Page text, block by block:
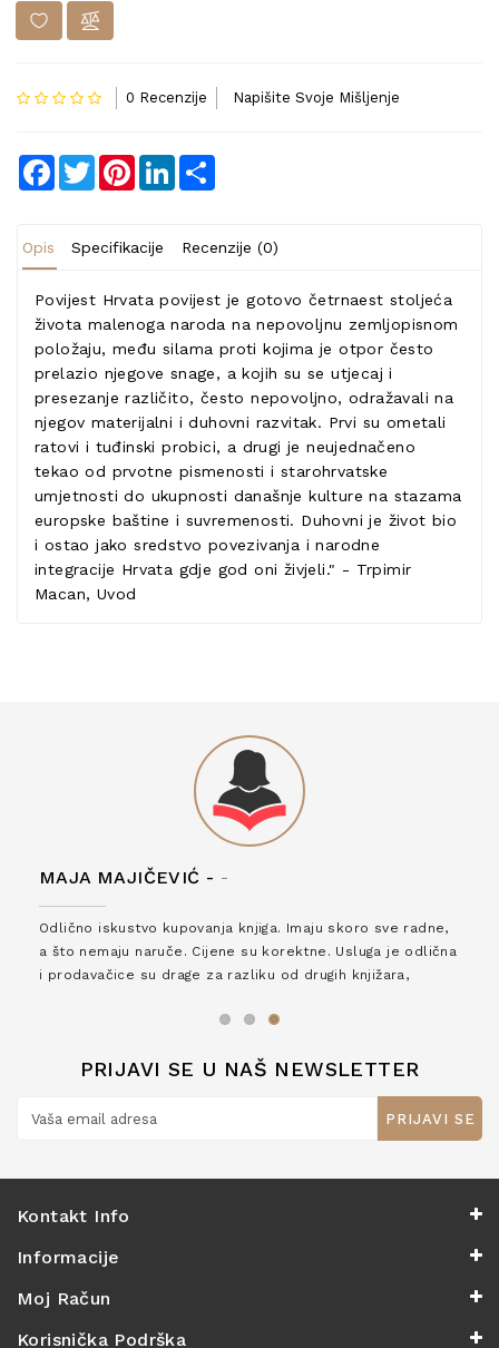
0 Recenzije Napišite Svoje Mišljenje
Facebook
TwitterPinterestLinkedIn
Opis Specifikacije Recenzije (0)
Povijest Hrvata povijest je gotovo četrnaest stoljeća
života malenoga naroda na nepovoljnu zemljopisnom
položaju, među silama proti kojima je otpor često
prelazio njegove snage, a kojih su se utjecaj i
presezanje različito, često nepovoljno, odražavali na
njegov materijalni i duhovni razvitak. Prvi su ometali
ratovi i tuđinski probici, a drugi je neujednačeno
tekao od prvotne pismenosti i starohrvatske
umjetnosti do ukupnosti današnje kulture na stazama
europske baštine i suvremenosti. Duhovni je život bio
i ostao jako sredstvo povezivanja i narodne
integracije Hrvata gdje god oni živjeli." - Trpimir
Macan, Uvod
MAJA MAJIČEVIĆ - -
Odlično iskustvo kupovanja knjiga. Imaju skoro sve radne,
a što nemaju naruče. Cijene su korektne. Usluga je odlična
i prodavačice su drage za razliku od drugih knjižara,
PRIJAVI SE U NAŠ NEWSLETTER
PRIJAVI SE
Kontakt Info
Informacije
Moj Račun
Korisnička Podrška